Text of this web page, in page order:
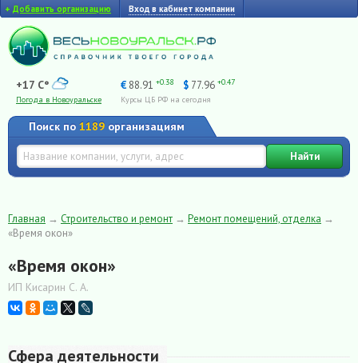
+ Добавить организацию Вход в кабинет компании
+17 C°
Погода в Новоуральске
€ 88.91 +0.38 $ 77.96 +0.47
Курсы ЦБ РФ на сегодня
Поиск по 1189 организациям
Найти
Главная → Строительство и ремонт → Ремонт помещений, отделка →
«Время окон»
«Время окон»
ИП Кисарин С. А.
Сфера деятельности